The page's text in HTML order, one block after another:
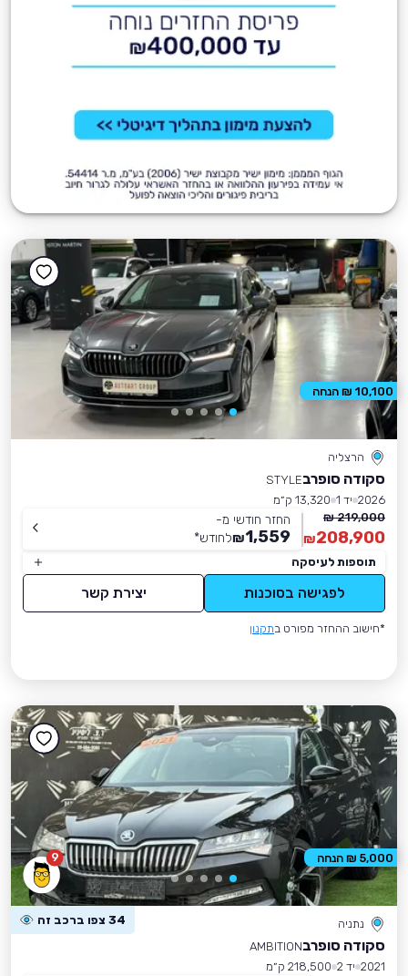
הרצליה
סקודה סופרבSTYLE
2026 יד 1
13,320 ק״מ
219,000 ₪
208,900
₪
החזר חודשי מ-
1,559
₪לחודש*
תוספות לעיסקה
לפגישה בסוכנות יצירת קשר
*חישוב ההחזר מפורט בתקנון
10,100 ₪ הנחה
9
נתניה 34 צפו ברכב זה
סקודה סופרבAMBITION
2021 יד 2
218,500 ק״מ
5,000 ₪ הנחה